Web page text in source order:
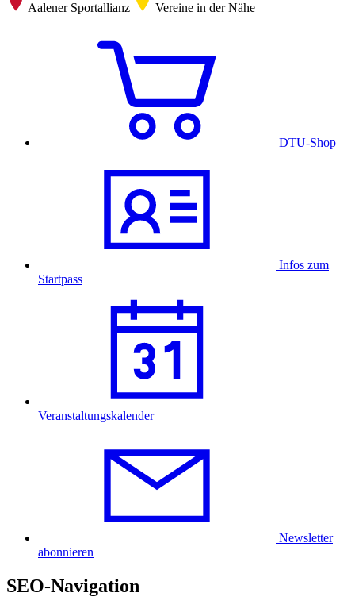
Aalener Sportallianz Vereine in der Nähe
DTU-Shop
Infos zum
Startpass
Veranstaltungskalender
Newsletter
abonnieren
SEO-Navigation